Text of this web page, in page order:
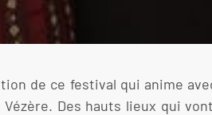
de ce festival qui anime
Des hauts lieux qui